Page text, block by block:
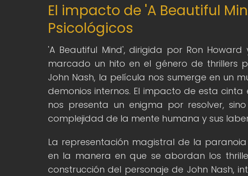
El impacto de 'A Beautiful
Psicológicos
'A Beautiful Mind', dirigida por Ron
marcado un hito en el género de thrillers
John Nash, la película nos sumerge en un
demonios internos. El impacto de esta
nos presenta un enigma por resolver,
complejidad de la mente humana y sus
La representación magistral de la
en la manera en que se abordan los
construcción del personaje de John Nash,